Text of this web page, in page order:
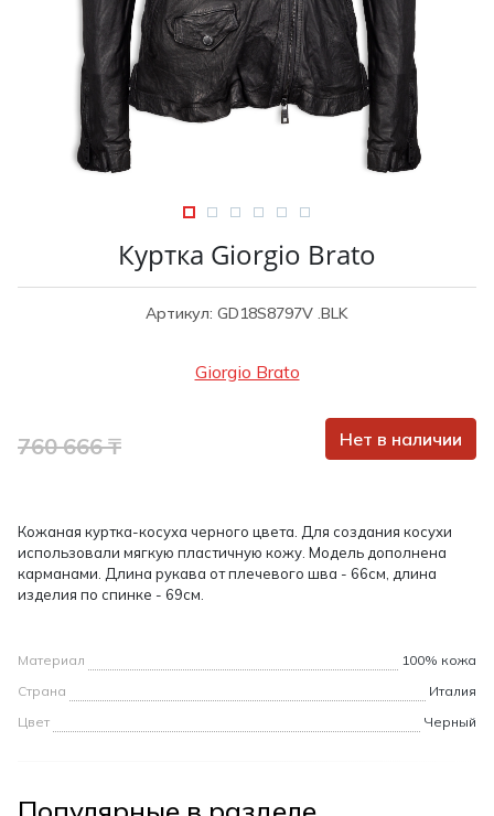
Туники
Спортивная
Топы / Майки
Юбки
Туфли
Шорты
Футболки /
Рубашки /
Туники
Спортивная
Трикотаж
Футболки /
Куртка Giorgio Brato
Артикул: GD18S8797V .BLK
Giorgio Brato
760 666 ₸ Нет в наличии
Кожаная куртка-косуха черного цвета. Для создания косухи
использовали мягкую пластичную кожу. Модель дополнена
карманами. Длина рукава от плечевого шва - 66см, длина
изделия по спинке - 69см.
Материал
100% кожа
Страна
Италия
Цвет
Черный